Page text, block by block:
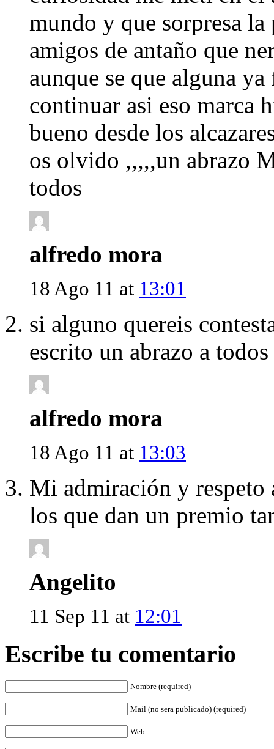
mundo y que sorpresa
amigos de antaño que
aunque se que alguna
continuar asi eso marca
bueno desde los
os olvido ,,,,,un abrazo
todos
alfredo mora
18 Ago 11 at 13:01
si alguno quereis
escrito un abrazo a todos
alfredo mora
18 Ago 11 at 13:03
Mi admiración y respeto
los que dan un premio
Angelito
11 Sep 11 at 12:01
Escribe tu comentario
Nombre (required)
Mail (no sera publicado) (required)
Web